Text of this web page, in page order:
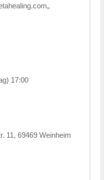
17:00
11, 69469 Weinheim